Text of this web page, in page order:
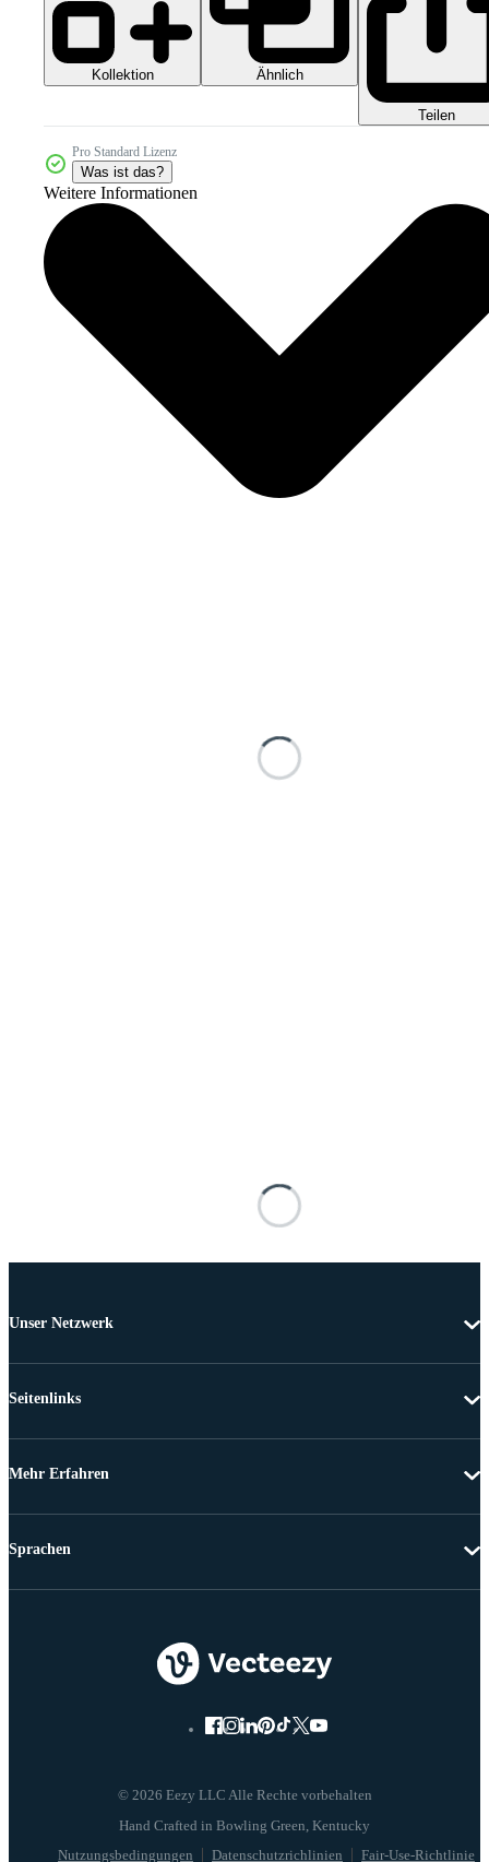
Kollektion Ähnlich
Teilen
Pro Standard Lizenz
Was ist das?
Weitere Informationen
Unser Netzwerk
Seitenlinks
Mehr Erfahren
© 2026 Eezy LLC Alle Rechte vorbehalten
Nutzungsbedingungen Datenschutzrichlinien Fair-Use-Richtlinie
Sprachen